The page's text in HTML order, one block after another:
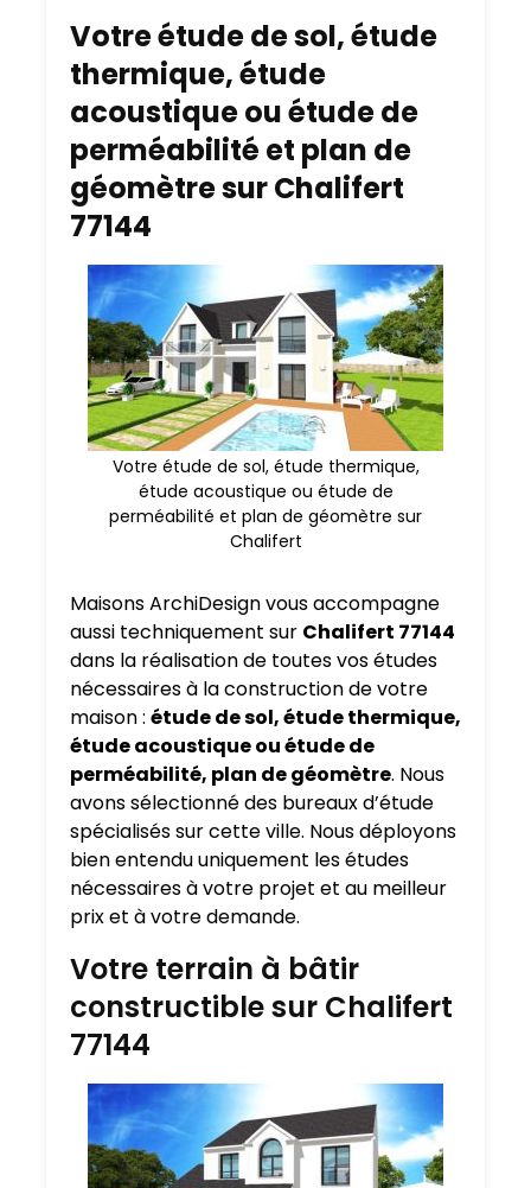
Votre étude de sol, étude
thermique, étude
acoustique ou étude de
perméabilité et plan de
géomètre sur Chalifert
77144
Votre étude de sol, étude thermique,
étude acoustique ou étude de
perméabilité et plan de géomètre sur
Chalifert
Maisons ArchiDesign vous accompagne
aussi techniquement sur Chalifert 77144
dans la réalisation de toutes vos études
nécessaires à la construction de votre
maison : étude de sol, étude thermique,
étude acoustique ou étude de
perméabilité, plan de géomètre. Nous
avons sélectionné des bureaux d’étude
spécialisés sur cette ville. Nous déployons
bien entendu uniquement les études
nécessaires à votre projet et au meilleur
prix et à votre demande.
Votre terrain à bâtir
constructible sur Chalifert
77144